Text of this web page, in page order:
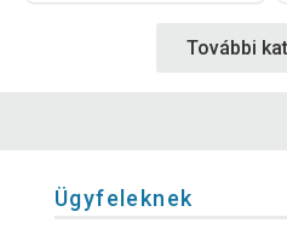
További
Ügyfeleknek